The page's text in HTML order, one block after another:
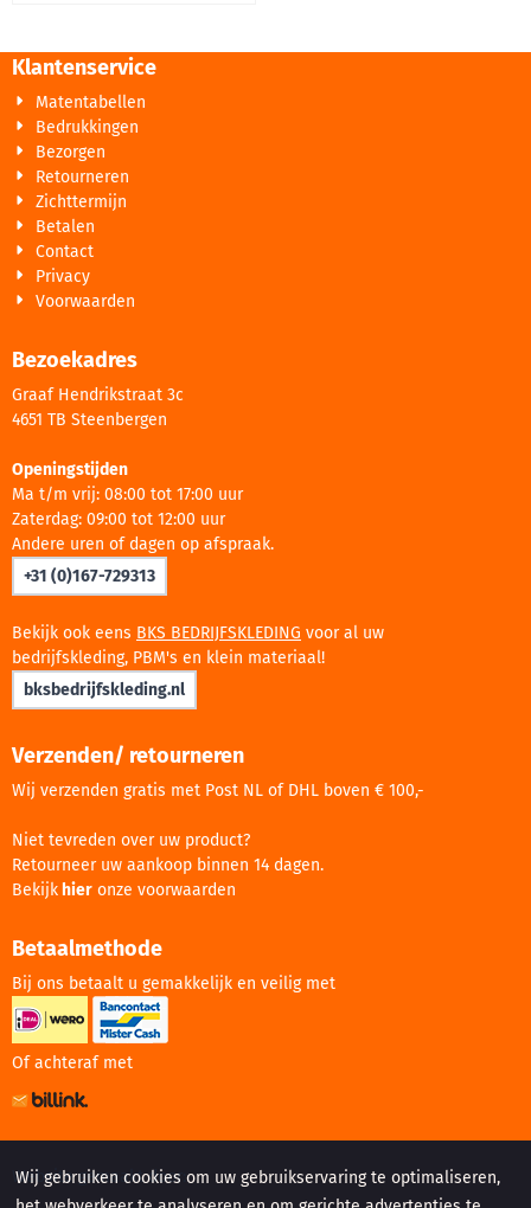
Klantenservice
Matentabellen
Bedrukkingen
Bezorgen
Retourneren
Zichttermijn
Betalen
Contact
Privacy
Voorwaarden
Bezoekadres
Graaf Hendrikstraat 3c
4651 TB Steenbergen
Openingstijden
Ma t/m vrij: 08:00 tot 17:00 uur
Zaterdag: 09:00 tot 12:00 uur
Andere uren of dagen op afspraak.
+31 (0)167-729313
Bekijk ook eens BKS BEDRIJFSKLEDING voor al uw
bedrijfskleding, PBM's en klein materiaal!
bksbedrijfskleding.nl
Verzenden/ retourneren
Wij verzenden gratis met Post NL of DHL boven € 100,-
Niet tevreden over uw product?
Retourneer uw aankoop binnen 14 dagen.
Bekijk hier onze voorwaarden
Betaalmethode
Bij ons betaalt u gemakkelijk en veilig met
Of achteraf met
Website gemaakt door:
Wij gebruiken cookies om uw gebruikservaring te optimaliseren,